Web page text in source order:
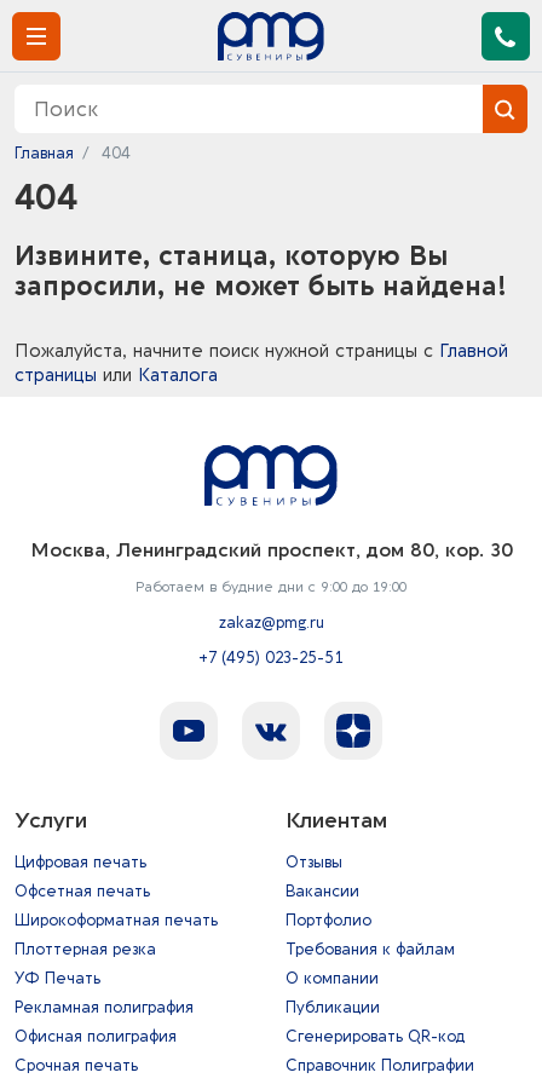
Главная 404
404
Извините, станица, которую Вы
запросили, не может быть найдена!
Пожалуйста, начните поиск нужной страницы с Главной
страницы или Каталога
Москва, Ленинградский проспект, дом 80, кор. 30
Работаем в будние дни с 9:00 до 19:00
zakaz@pmg.ru
+7 (495) 023-25-51
Услуги
Цифровая печать
Офсетная печать
Широкоформатная печать
Плоттерная резка
УФ Печать
Рекламная полиграфия
Офисная полиграфия
Срочная печать
Клиентам
Отзывы
Вакансии
Портфолио
Требования к файлам
О компании
Публикации
Сгенерировать QR-код
Справочник Полиграфии